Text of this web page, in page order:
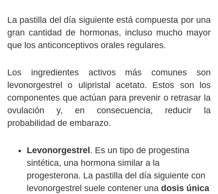
La pastilla del día siguiente está compuesta por una
gran cantidad de hormonas, incluso mucho mayor
que los anticonceptivos orales regulares.
Los ingredientes activos más comunes son
levonorgestrel o ulipristal acetato. Estos son los
componentes que actúan para prevenir o retrasar la
ovulación y, en consecuencia, reducir la
probabilidad de embarazo.
Levonorgestrel . Es un tipo de progestina
sintética, una hormona similar a la
progesterona. La pastilla del día siguiente con
levonorgestrel suele contener una dosis única